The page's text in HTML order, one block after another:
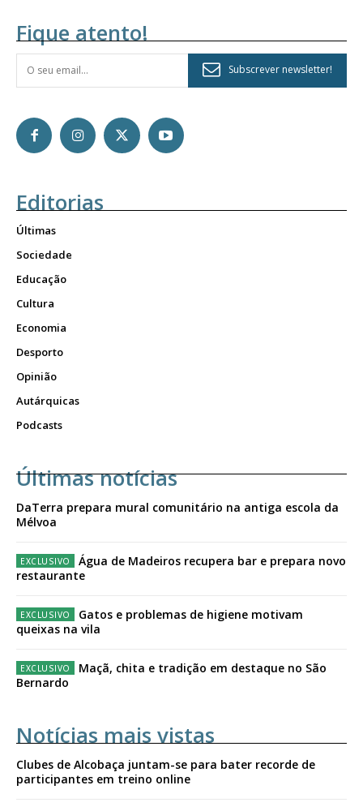
Fique atento!
Subscrever newsletter!
Editorias
Últimas
Sociedade
Educação
Cultura
Economia
Desporto
Opinião
Autárquicas
Podcasts
Últimas notícias
DaTerra prepara mural comunitário na antiga escola da
Mélvoa
Água de Madeiros recupera bar e prepara novo
restaurante
Gatos e problemas de higiene motivam
queixas na vila
Maçã, chita e tradição em destaque no São
Bernardo
Notícias mais vistas
Clubes de Alcobaça juntam-se para bater recorde de
participantes em treino online